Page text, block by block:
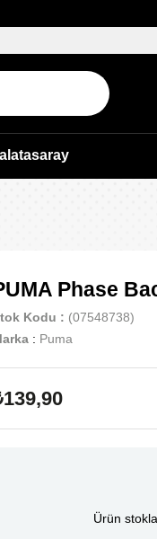
Phase
Kodu
(07548738)
: Puma
Ürün